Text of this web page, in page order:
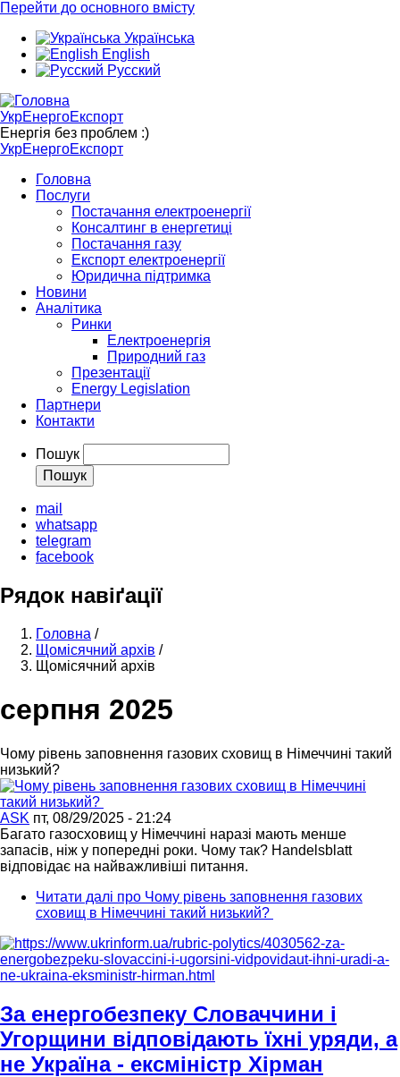
Перейти до основного вмісту
Українська
English
Русский
УкрЕнергоЕкспорт
Енергія без проблем :)
УкрЕнергоЕкспорт
Головна
Послуги
Постачання електроенергії
Консалтинг в енергетиці
Постачання газу
Експорт електроенергії
Юридична підтримка
Новини
Аналітика
Ринки
Електроенергія
Природний газ
Презентації
Energy Legislation
Партнери
Контакти
Пошук
mail
whatsapp
telegram
facebook
Рядок навіґації
Головна /
Щомісячний архів /
Щомісячний архів
серпня 2025
Чому рівень заповнення газових сховищ в Німеччині такий
низький?
ASK пт, 08/29/2025 - 21:24
Багато газосховищ у Німеччині наразі мають менше
запасів, ніж у попередні роки. Чому так? Handelsblatt
відповідає на найважливіші питання.
Читати далі про Чому рівень заповнення газових
сховищ в Німеччині такий низький?
За енергобезпеку Словаччини і
Угорщини відповідають їхні уряди, а
не Україна - ексміністр Хірман